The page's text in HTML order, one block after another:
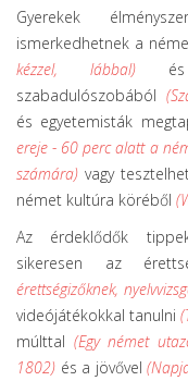
Gyerekek
ismerkedhetnek a
kézzel, lábbal) és
szabadulószobából
és egyetemisták
ereje - 60 perc alatt a
számára) vagy
német kultúra köréből
Az érdeklődők
sikeresen az
érettségizőknek,
videójátékokkal tanulni
múlttal (Egy német
1802) és a jövővel